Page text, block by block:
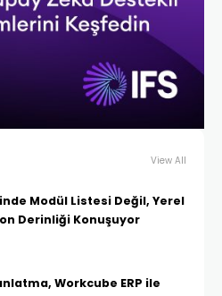
View All
Modül Listesi Değil, Yerel
Derinliği Konuşuyor
Workcube ERP ile